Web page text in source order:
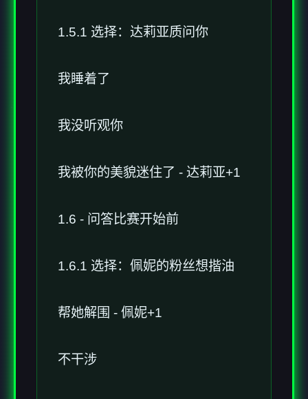
1.5.1 选择：达莉亚质问你
我睡着了
我没听观你
我被你的美貌迷住了 - 达莉亚+1
1.6 - 问答比赛开始前
1.6.1 选择：佩妮的粉丝想揩油
帮她解围 - 佩妮+1
不干涉